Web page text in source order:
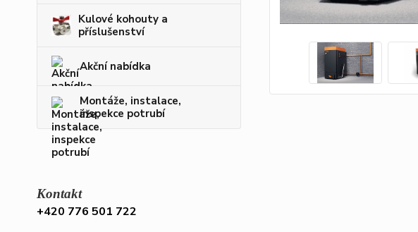
Kulové kohouty a
příslušenství
Akční nabídka
Montáže, instalace,
inspekce potrubí
Kontakt
+420 776 501 722